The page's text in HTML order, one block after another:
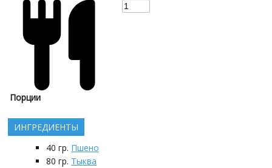
Порции
ИНГРЕДИЕНТЫ
40 гр. Пшено
80 гр. Тыква